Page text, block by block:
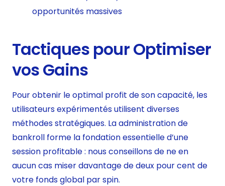
opportunités massives
Tactiques pour Optimiser
vos Gains
Pour obtenir le optimal profit de son capacité, les
utilisateurs expérimentés utilisent diverses
méthodes stratégiques. La administration de
bankroll forme la fondation essentielle d’une
session profitable : nous conseillons de ne en
aucun cas miser davantage de deux pour cent de
votre fonds global par spin.